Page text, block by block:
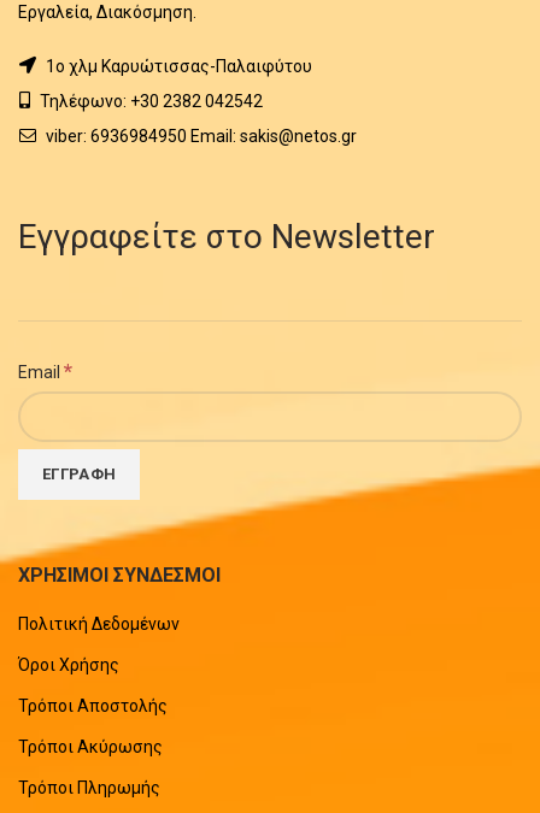
Εργαλεία, Διακόσμηση.
1o χλμ Καρυώτισσας-Παλαιφύτου
Τηλέφωνο: +30 2382 042542
viber: 6936984950 Email: sakis@netos.gr
Εγγραφείτε στο Newsletter
Email *
ΧΡΗΣΙΜΟΙ ΣΥΝΔΕΣΜΟΙ
Πολιτική Δεδομένων
Όροι Χρήσης
Τρόποι Αποστολής
Τρόποι Ακύρωσης
Τρόποι Πληρωμής